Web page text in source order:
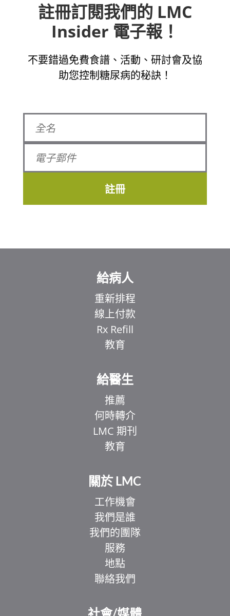
註冊訂閱我們的 LMC
Insider 電子報！
不要錯過免費食譜、活動、研討會及協
助您控制糖尿病的秘訣！
註冊
給病人
重新排程
線上付款
Rx Refill
教育
給醫生
推薦
何時轉介
LMC 期刊
教育
關於 LMC
工作機會
我們是誰
我們的團隊
服務
地點
聯絡我們